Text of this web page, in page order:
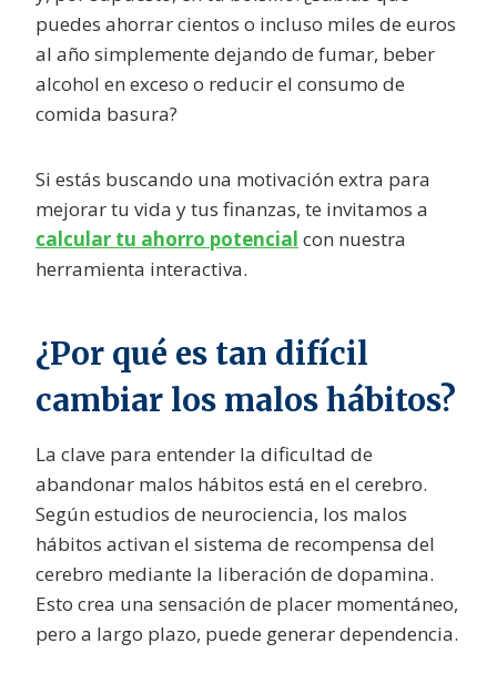
puedes ahorrar cientos o incluso miles de euros
al año simplemente dejando de fumar, beber
alcohol en exceso o reducir el consumo de
comida basura?
Si estás buscando una motivación extra para
mejorar tu vida y tus finanzas, te invitamos a
calcular tu ahorro potencial con nuestra
herramienta interactiva.
¿Por qué es tan difícil
cambiar los malos hábitos?
La clave para entender la dificultad de
abandonar malos hábitos está en el cerebro.
Según estudios de neurociencia, los malos
hábitos activan el sistema de recompensa del
cerebro mediante la liberación de dopamina.
Esto crea una sensación de placer momentáneo,
pero a largo plazo, puede generar dependencia.